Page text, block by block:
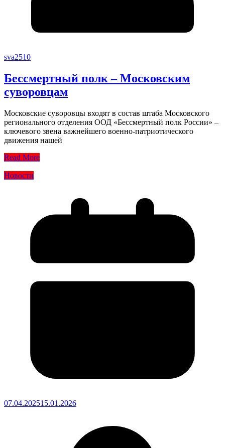
sva2510
Бессмертный полк – Московским
суворовцам
Московские суворовцы входят в состав штаба Московского
регионального отделения ООД «Бессмертный полк России» –
ключевого звена важнейшего военно-патриотического
движения нашей
Read More
Новости
07.04.202515.01.2026